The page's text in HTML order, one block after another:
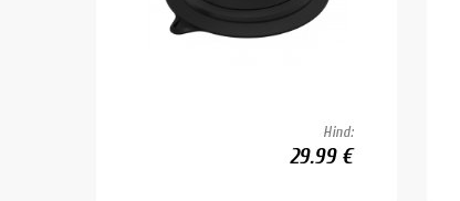
Hind:
29.99 €